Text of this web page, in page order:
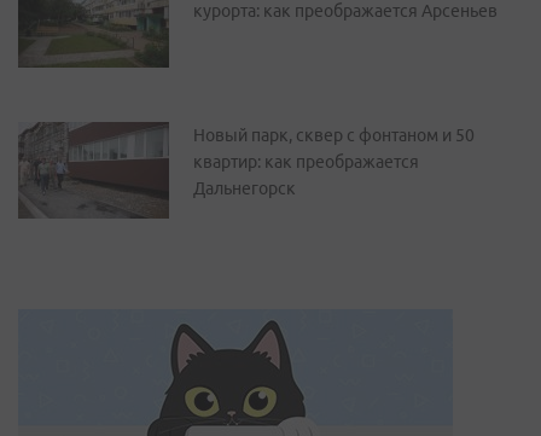
курорта: как преображается Арсеньев
Новый парк, сквер с фонтаном и 50
квартир: как преображается
Дальнегорск